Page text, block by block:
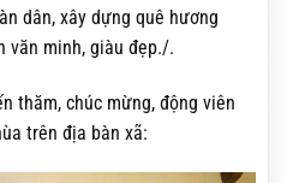
dân, xây dựng quê hương
văn minh, giàu đẹp./.
thăm, chúc mừng, động viên
trên địa bàn xã: